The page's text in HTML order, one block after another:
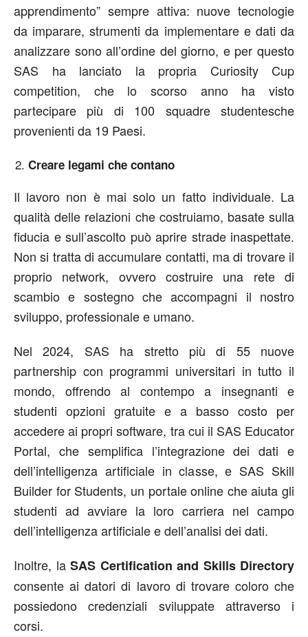
apprendimento” sempre attiva: nuove tecnologie
da imparare, strumenti da implementare e dati da
analizzare sono all’ordine del giorno, e per questo
SAS ha lanciato la propria Curiosity Cup
competition, che lo scorso anno ha visto
partecipare più di 100 squadre studentesche
provenienti da 19 Paesi.
Creare legami che contano
Il lavoro non è mai solo un fatto individuale. La
qualità delle relazioni che costruiamo, basate sulla
fiducia e sull’ascolto può aprire strade inaspettate.
Non si tratta di accumulare contatti, ma di trovare il
proprio network, ovvero costruire una rete di
scambio e sostegno che accompagni il nostro
sviluppo, professionale e umano.
Nel 2024, SAS ha stretto più di 55 nuove
partnership con programmi universitari in tutto il
mondo, offrendo al contempo a insegnanti e
studenti opzioni gratuite e a basso costo per
accedere ai propri software, tra cui il SAS Educator
Portal, che semplifica l’integrazione dei dati e
dell’intelligenza artificiale in classe, e SAS Skill
Builder for Students, un portale online che aiuta gli
studenti ad avviare la loro carriera nel campo
dell’intelligenza artificiale e dell’analisi dei dati.
Inoltre, la SAS Certification and Skills Directory
consente ai datori di lavoro di trovare coloro che
possiedono credenziali sviluppate attraverso i
corsi.